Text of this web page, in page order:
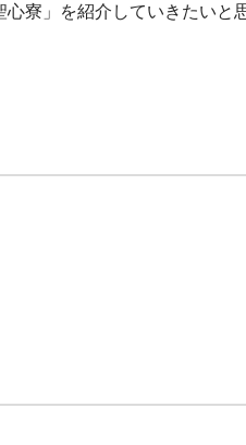
寮」を紹介していきたいと